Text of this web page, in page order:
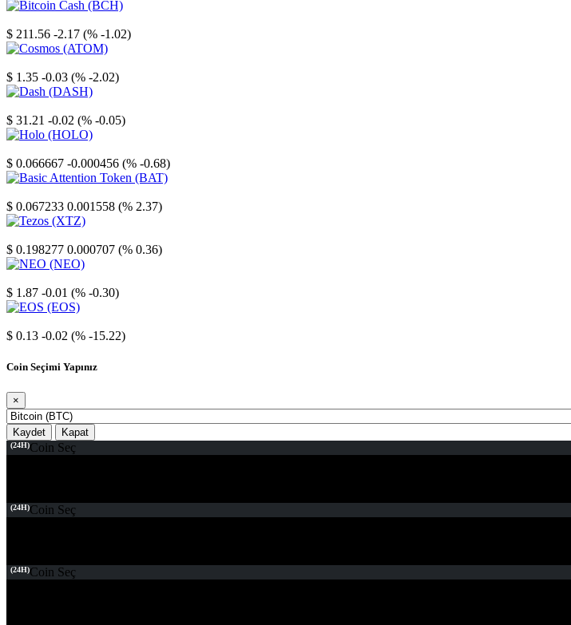
$ 211.56 -2.17 (% -1.02)
$ 1.35 -0.03 (% -2.02)
$ 31.21 -0.02 (% -0.05)
$ 0.066667 -0.000456 (% -0.68)
$ 0.067233 0.001558 (% 2.37)
$ 0.198277 0.000707 (% 0.36)
$ 1.87 -0.01 (% -0.30)
$ 0.13 -0.02 (% -15.22)
Coin Seçimi Yapınız
×
Kaydet Kapat
(24H)Coin Seç
(24H)Coin Seç
(24H)Coin Seç